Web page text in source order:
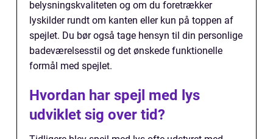
belysningskvaliteten og om du foretrækker
lyskilder rundt om kanten eller kun på toppen af
spejlet. Du bør også tage hensyn til din personlige
badeværelsesstil og det ønskede funktionelle
formål med spejlet.
Hvordan har spejl med lys
udviklet sig over tid?